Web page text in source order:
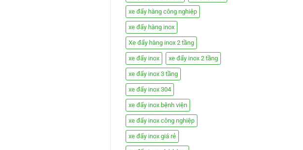
xe đẩy hàng công nghiệp
xe đẩy hàng inox
Xe đẩy hàng inox 2 tầng
xe đẩy inox xe đẩy inox 2 tầng
xe đẩy inox 3 tầng
xe đẩy inox 304
xe đẩy inox bệnh viện
xe đẩy inox công nghiệp
xe đẩy inox giá rẻ